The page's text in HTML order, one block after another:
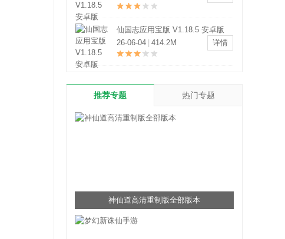
仙国志应用宝版 V1.18.5 安卓版
26-06-04 414.2M 详情
推荐专题 热门专题
神仙道高清重制版全部版本